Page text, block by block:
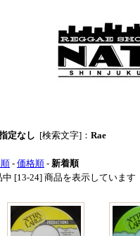
定なし [検索文字]： Rae
- 価格順 - 新着順
[13-24] 商品を表示しています